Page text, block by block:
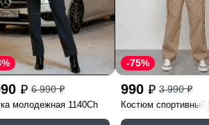
p 6 990p
молодежная 1140Ch
990 p 3 990p
-75%
Костюм спортивный